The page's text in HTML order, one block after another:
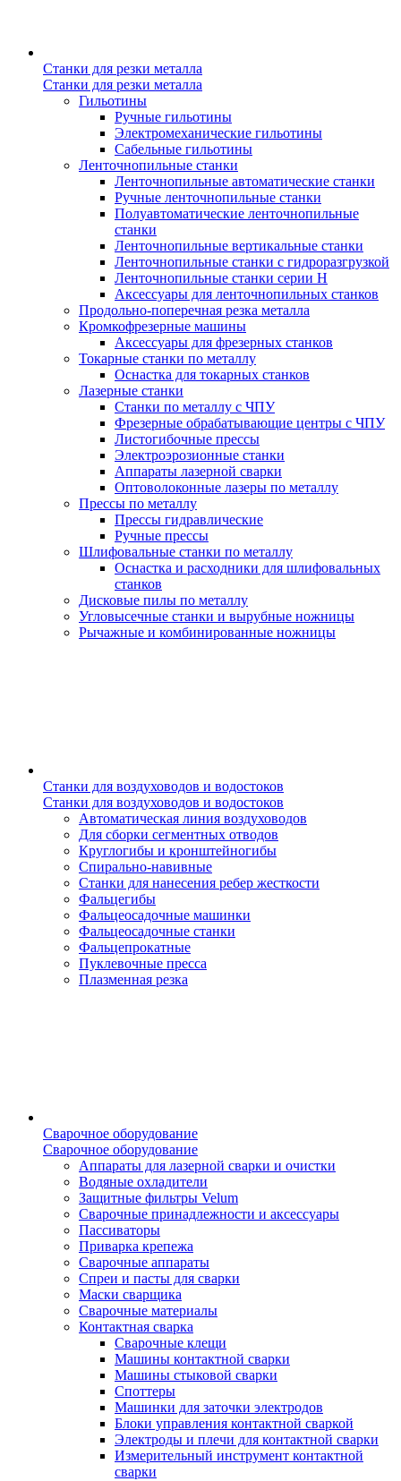
Станки для резки металла
Станки для резки металла
Гильотины
Ручные гильотины
Электромеханические гильотины
Сабельные гильотины
Ленточнопильные станки
Ленточнопильные автоматические станки
Ручные ленточнопильные станки
Полуавтоматические ленточнопильные
станки
Ленточнопильные вертикальные станки
Ленточнопильные станки с гидроразгрузкой
Ленточнопильные станки серии H
Аксессуары для ленточнопильных станков
Продольно-поперечная резка металла
Кромкофрезерные машины
Аксессуары для фрезерных станков
Токарные станки по металлу
Оснастка для токарных станков
Лазерные станки
Станки по металлу с ЧПУ
Фрезерные обрабатывающие центры с ЧПУ
Листогибочные прессы
Электроэрозионные станки
Аппараты лазерной сварки
Оптоволоконные лазеры по металлу
Прессы по металлу
Прессы гидравлические
Ручные прессы
Шлифовальные станки по металлу
Оснастка и расходники для шлифовальных
станков
Дисковые пилы по металлу
Угловысечные станки и вырубные ножницы
Рычажные и комбинированные ножницы
Станки для воздуховодов и водостоков
Станки для воздуховодов и водостоков
Автоматическая линия воздуховодов
Для сборки сегментных отводов
Круглогибы и кронштейногибы
Спирально-навивные
Станки для нанесения ребер жесткости
Фальцегибы
Фальцеосадочные машинки
Фальцеосадочные станки
Фальцепрокатные
Пуклевочные пресса
Плазменная резка
Сварочное оборудование
Сварочное оборудование
Аппараты для лазерной сварки и очистки
Водяные охладители
Защитные фильтры Velum
Сварочные принадлежности и аксессуары
Пассиваторы
Приварка крепежа
Сварочные аппараты
Спреи и пасты для сварки
Маски сварщика
Сварочные материалы
Контактная сварка
Сварочные клещи
Машины контактной сварки
Машины стыковой сварки
Споттеры
Машинки для заточки электродов
Блоки управления контактной сваркой
Электроды и плечи для контактной сварки
Измерительный инструмент контактной
сварки